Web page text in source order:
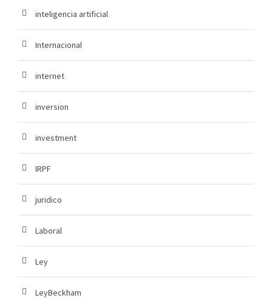
inteligencia artificial
Internacional
internet
inversion
investment
IRPF
juridico
Laboral
Ley
LeyBeckham